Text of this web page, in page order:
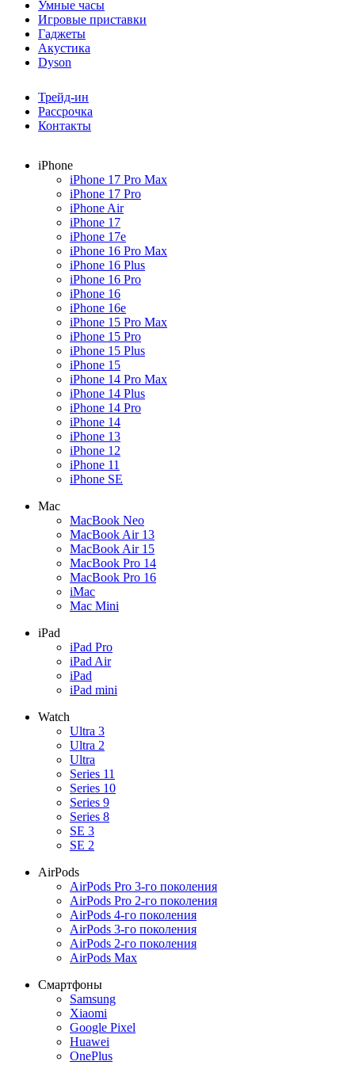
Умные часы
Игровые приставки
Гаджеты
Акустика
Dyson
Трейд-ин
Рассрочка
Контакты
iPhone
iPhone 17 Pro Max
iPhone 17 Pro
iPhone Air
iPhone 17
iPhone 17e
iPhone 16 Pro Max
iPhone 16 Plus
iPhone 16 Pro
iPhone 16
iPhone 16e
iPhone 15 Pro Max
iPhone 15 Pro
iPhone 15 Plus
iPhone 15
iPhone 14 Pro Max
iPhone 14 Plus
iPhone 14 Pro
iPhone 14
iPhone 13
iPhone 12
iPhone 11
iPhone SE
Mac
MacBook Neo
MacBook Air 13
MacBook Air 15
MacBook Pro 14
MacBook Pro 16
iMac
Mac Mini
iPad
iPad Pro
iPad Air
iPad
iPad mini
Watch
Ultra 3
Ultra 2
Ultra
Series 11
Series 10
Series 9
Series 8
SE 3
SE 2
AirPods
AirPods Pro 3-го поколения
AirPods Pro 2-го поколения
AirPods 4-го поколения
AirPods 3-го поколения
AirPods 2-го поколения
AirPods Max
Смартфоны
Samsung
Xiaomi
Google Pixel
Huawei
OnePlus